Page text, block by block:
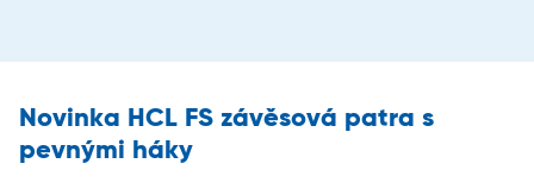
Novinka HCL FS závěsová patra s
pevnými háky